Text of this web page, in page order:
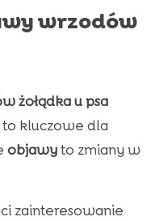
wrzodów
żołądka u psa
kluczowe dla
objawyto zmiany w
zainteresowanie